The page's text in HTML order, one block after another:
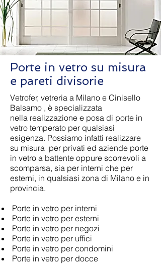
Porte in vetro su misura
e pareti divisorie
Vetrofer, vetreria a Milano e Cinisello
Balsamo , è specializzata
nella realizzazione e posa di porte in
vetro temperato per qualsiasi
esigenza. Possiamo infatti realizzare
su misura per privati ed aziende porte
in vetro a battente oppure scorrevoli a
scomparsa, sia per interni che per
esterni, in qualsiasi zona di Milano e in
provincia.
Porte in vetro per interni
Porte in vetro per esterni
Porte in vetro per negozi
Porte in vetro per uffici
Porte in vetro per condomini
Porte in vetro per docce